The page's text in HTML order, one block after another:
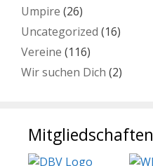
Umpire (26)
Uncategorized (16)
Vereine (116)
Wir suchen Dich (2)
Mitgliedschaften